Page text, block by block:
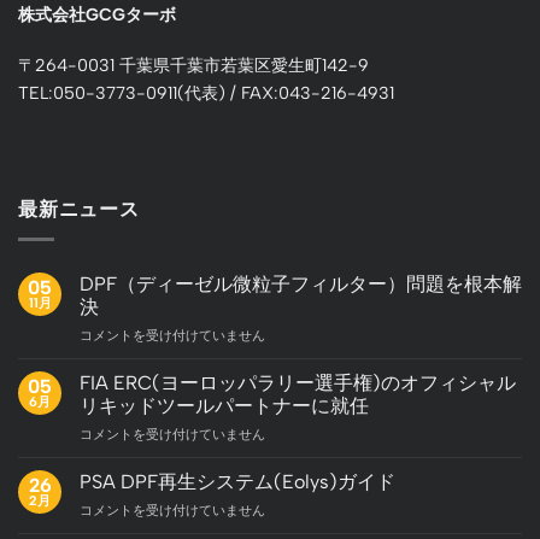
株式会社GCGターボ
〒264-0031 千葉県千葉市若葉区愛生町142-9
TEL:050-3773-0911(代表) / FAX:043-216-4931
最新ニュース
05
11月
DPF（ディーゼル微粒子フィルター）問題を根本解
決
DPF（デ
ー
ゼ
ル
微
子
ィ
コメントを受け付けていません
05
6月
FIA ERC(ヨーロッパラリー選手権)のオフィシャル
リキッドツールパートナーに就任
FIA
ー
ッ
コメントを受け付けていません
26
2月
PSA DPF再生システム(Eolys)ガイド
PSA
コメントを受け付けていません